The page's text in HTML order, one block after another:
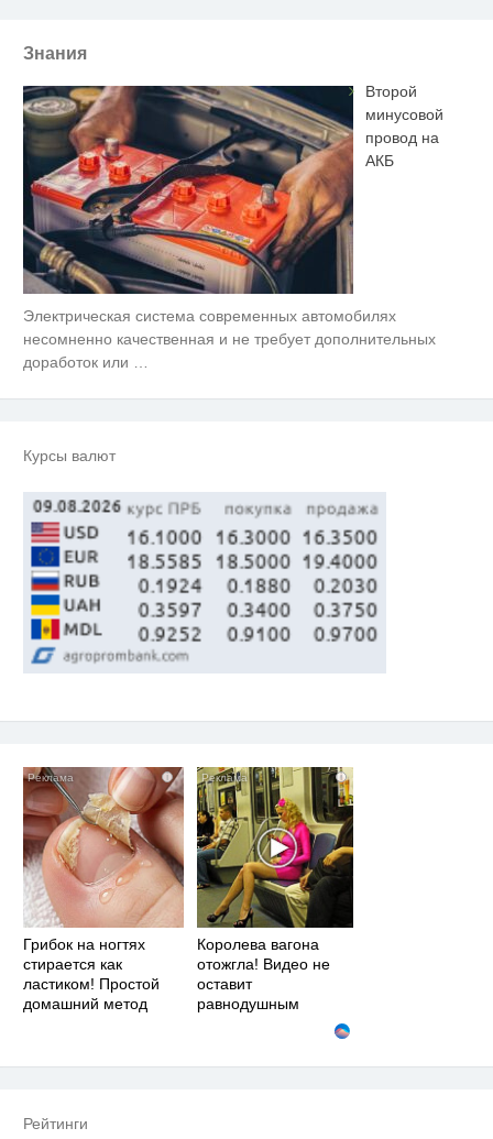
Знания
Второй
минусовой
провод на
АКБ
Электрическая система современных автомобилях
несомненно качественная и не требует дополнительных
доработок или …
Курсы валют
i
Грибок на ногтях
стирается как
ластиком! Простой
домашний метод
i
Королева вагона
отожгла! Видео не
оставит
равнодушным
Рейтинги
i
Ролик длится несколько секунд,
а смеяться вы будете долго
не оставит равнодушным